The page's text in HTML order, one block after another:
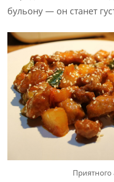
бульону — он станет
Приятного